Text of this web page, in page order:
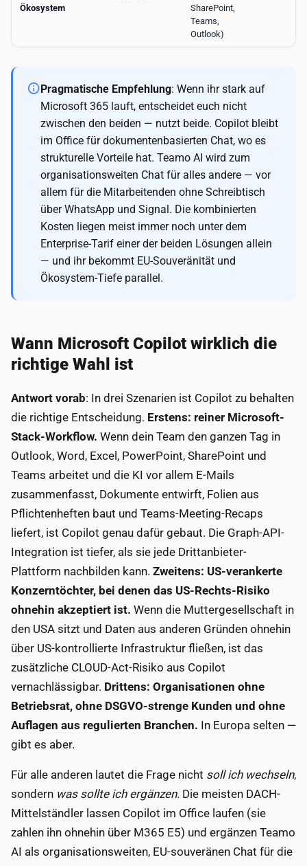
Ökosystem
SharePoint,
Teams,
Outlook)
Pragmatische Empfehlung: Wenn ihr stark auf
Microsoft 365 lauft, entscheidet euch nicht
zwischen den beiden — nutzt beide. Copilot bleibt
im Office für dokumentenbasierten Chat, wo es
strukturelle Vorteile hat. Teamo AI wird zum
organisationsweiten Chat für alles andere — vor
allem für die Mitarbeitenden ohne Schreibtisch
über WhatsApp und Signal. Die kombinierten
Kosten liegen meist immer noch unter dem
Enterprise-Tarif einer der beiden Lösungen allein
— und ihr bekommt EU-Souveränität und
Ökosystem-Tiefe parallel.
Wann Microsoft Copilot wirklich die
richtige Wahl ist
Antwort vorab: In drei Szenarien ist Copilot zu behalten
die richtige Entscheidung. Erstens: reiner Microsoft-
Stack-Workflow. Wenn dein Team den ganzen Tag in
Outlook, Word, Excel, PowerPoint, SharePoint und
Teams arbeitet und die KI vor allem E-Mails
zusammenfasst, Dokumente entwirft, Folien aus
Pflichtenheften baut und Teams-Meeting-Recaps
liefert, ist Copilot genau dafür gebaut. Die Graph-API-
Integration ist tiefer, als sie jede Drittanbieter-
Plattform nachbilden kann. Zweitens: US-verankerte
Konzerntöchter, bei denen das US-Rechts-Risiko
ohnehin akzeptiert ist. Wenn die Muttergesellschaft in
den USA sitzt und Daten aus anderen Gründen ohnehin
über US-kontrollierte Infrastruktur fließen, ist das
zusätzliche CLOUD-Act-Risiko aus Copilot
vernachlässigbar. Drittens: Organisationen ohne
Betriebsrat, ohne DSGVO-strenge Kunden und ohne
Auflagen aus regulierten Branchen. In Europa selten —
gibt es aber.
Für alle anderen lautet die Frage nicht soll ich wechseln,
sondern was sollte ich ergänzen. Die meisten DACH-
Mittelständler lassen Copilot im Office laufen (sie
zahlen ihn ohnehin über M365 E5) und ergänzen Teamo
AI als organisationsweiten, EU-souveränen Chat für die